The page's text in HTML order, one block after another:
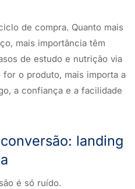
de compra. Quanto mais
mais importância têm
de estudo e nutrição via
for o produto, mais importa a
a confiança e a facilidade
landing
é só ruído.